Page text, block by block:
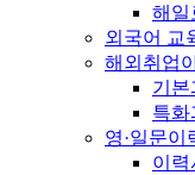
해일
외국어 교
해외취업
기본
특화
영·일문이
이력